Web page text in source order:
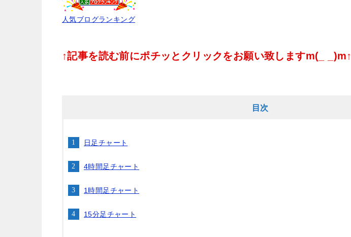
人気ブログランキング
↑記事を読む前にポチッとクリックをお願い致しますm(_ _)m↑
目次
日足チャート
4時間足チャート
1時間足チャート
15分足チャート